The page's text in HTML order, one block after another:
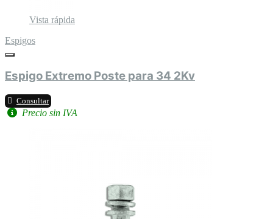
Vista rápida
Espigos
Espigo Extremo Poste para 34 2Kv
Consultar
Precio sin IVA